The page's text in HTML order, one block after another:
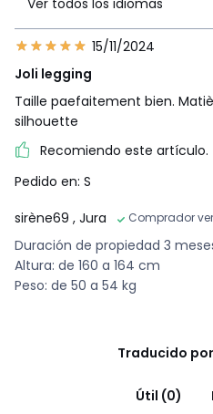
15/11/2024
Joli legging
Taille paefaitement bien.
silhouette
Recomiendo este artículo.
Pedido en: S
sirène69 , Jura Comprador
Duración de propiedad 3
Altura: de 160 a 164 cm
Peso: de 50 a 54 kg
Traducido
Útil (0)